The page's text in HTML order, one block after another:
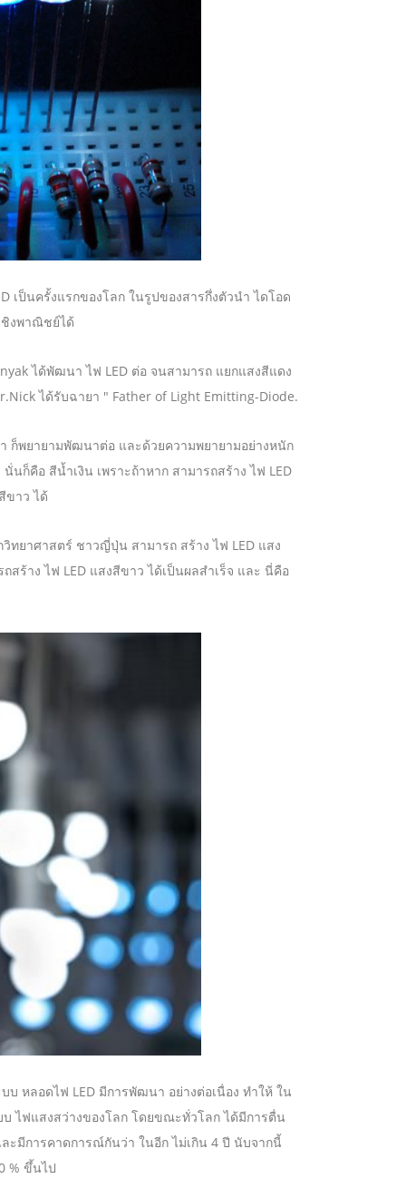
ป็นครั้งแรกของโลก ในรูปของสารกึ่งตัวนำ ไดโอด
ชิงพาณิชย์ได้
ได้พัฒนา ไฟ LED ต่อ จนสามารถ แยกแสงสีแดง
ได้รับฉายา " Father of Light Emitting-Diode.
พยายามพัฒนาต่อ และด้วยความพยายามอย่างหนัก
ก็คือ สีน้ำเงิน เพราะถ้าหาก สามารถสร้าง ไฟ LED
ขาว ได้
ยาศาสตร์ ชาวญี่ปุ่น สามารถ สร้าง ไฟ LED แสง
ร้าง ไฟ LED แสงสีขาว ได้เป็นผลสำเร็จ และ นี่คือ
หลอดไฟ LED มีการพัฒนา อย่างต่อเนื่อง ทำให้ ใน
ไฟแสงสว่างของโลก โดยขณะทั่วโลก ได้มีการตื่น
ะมีการคาดการณ์กันว่า ในอีก ไม่เกิน 4 ปี นับจากนี้
% ขึ้นไป